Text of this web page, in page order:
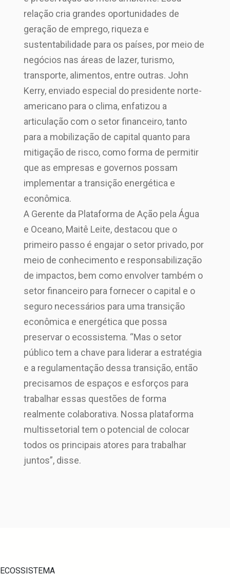
relação cria grandes oportunidades de
geração de emprego, riqueza e
sustentabilidade para os países, por meio de
negócios nas áreas de lazer, turismo,
transporte, alimentos, entre outras. John
Kerry, enviado especial do presidente norte-
americano para o clima, enfatizou a
articulação com o setor financeiro, tanto
para a mobilização de capital quanto para
mitigação de risco, como forma de permitir
que as empresas e governos possam
implementar a transição energética e
econômica.
A Gerente da Plataforma de Ação pela Água
e Oceano, Maitê Leite, destacou que o
primeiro passo é engajar o setor privado, por
meio de conhecimento e responsabilização
de impactos, bem como envolver também o
setor financeiro para fornecer o capital e o
seguro necessários para uma transição
econômica e energética que possa
preservar o ecossistema. “Mas o setor
público tem a chave para liderar a estratégia
e a regulamentação dessa transição, então
precisamos de espaços e esforços para
trabalhar essas questões de forma
realmente colaborativa. Nossa plataforma
multissetorial tem o potencial de colocar
todos os principais atores para trabalhar
juntos”, disse.
ECOSSISTEMA